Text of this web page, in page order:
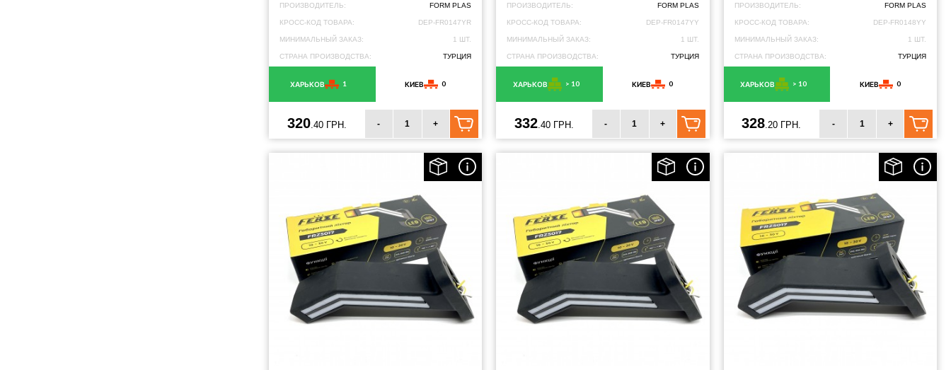
ПРОИЗВОДИТЕЛЬ: FORM PLAS
КРОСС-КОД ТОВАРА: DEP-FR0147YR
МИНИМАЛЬНЫЙ ЗАКАЗ: 1 ШТ.
СТРАНА ПРОИЗВОДСТВА: ТУРЦИЯ
ХАРЬКОВ 1 КИЕВ 0
320.40 ГРН. - +
ПРОИЗВОДИТЕЛЬ: FORM PLAS
КРОСС-КОД ТОВАРА: DEP-FR0147YY
МИНИМАЛЬНЫЙ ЗАКАЗ: 1 ШТ.
СТРАНА ПРОИЗВОДСТВА: ТУРЦИЯ
ХАРЬКОВ > 10 КИЕВ 0
332 .40 ГРН. - +
ПРОИЗВОДИТЕЛЬ: FORM PLAS
КРОСС-КОД ТОВАРА: DEP-FR0148YY
МИНИМАЛЬНЫЙ ЗАКАЗ: 1 ШТ.
СТРАНА ПРОИЗВОДСТВА: ТУРЦИЯ
ХАРЬКОВ > 10 КИЕВ 0
328 .20 ГРН. - +